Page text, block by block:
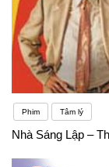
Phim Tâm lý
Nhà Sáng Lập –